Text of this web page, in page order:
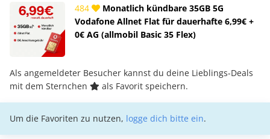
484
Monatlich kündbare 35GB 5G
Vodafone Allnet Flat für dauerhafte 6,99€ +
0€ AG (allmobil Basic 35 Flex)
Als angemeldeter Besucher kannst du deine Lieblings-Deals
mit dem Sternchen
als Favorit speichern.
Um die Favoriten zu nutzen, logge dich bitte ein.